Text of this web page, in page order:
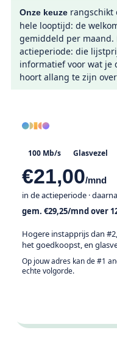
Onze keuzerangschikt
hele looptijd: de
gemiddeld per
actieperiode: die
informatief voor wat je
hoort allang te zijn
100 Mb/s Glasvezel
€21,00/mnd
in de actieperiode ·
gem. €29,25/mnd over
Hogere instapprijs dan
het goedkoopst, en
Op jouw adres kan de #1
echte volgorde.